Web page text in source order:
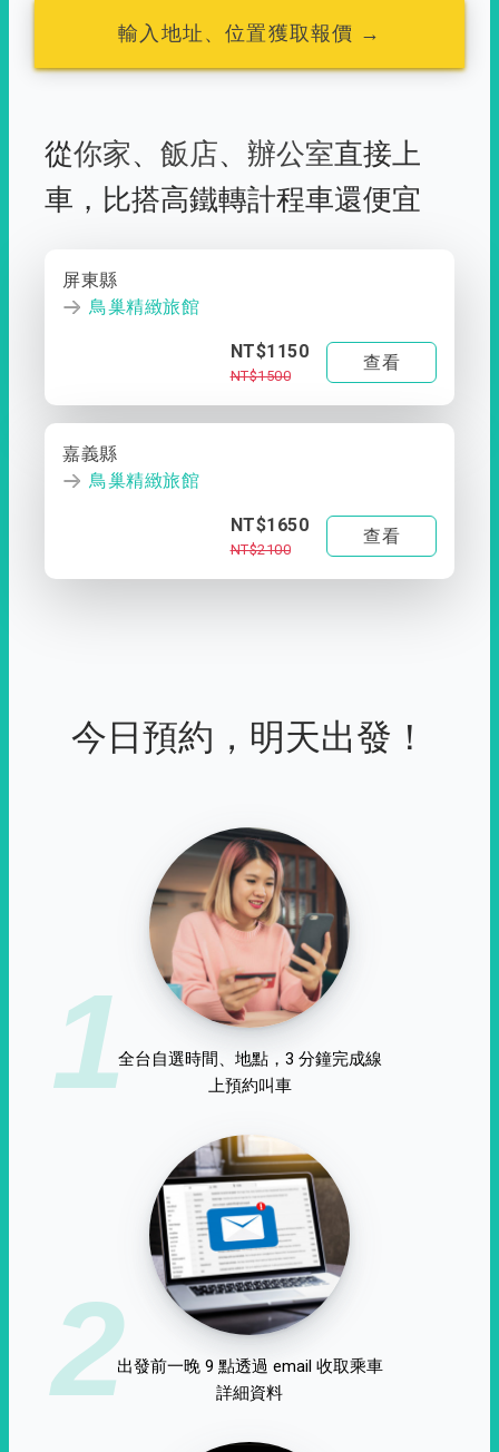
輸入地址、位置獲取報價 →
從你家、 飯店、 辦公室直接上
車， 比搭高鐵轉計程車還便宜
屏東縣
鳥巢精緻旅館
NT$1150
NT$1500
查看
嘉義縣
鳥巢精緻旅館
NT$1650
NT$2100
查看
今日預約，明天出發！
1全台自選時間、地點，3 分鐘完成線
上預約叫車
2出發前一晚 9 點透過 email 收取乘車
詳細資料